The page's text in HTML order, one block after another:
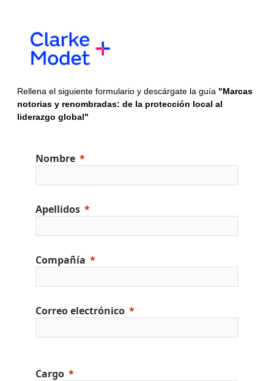
Rellena el siguiente formulario y descárgate la guía "Marcas
notorias y renombradas: de la protección local al
liderazgo global"
Nombre
Apellidos
Compañía
Correo electrónico
Cargo